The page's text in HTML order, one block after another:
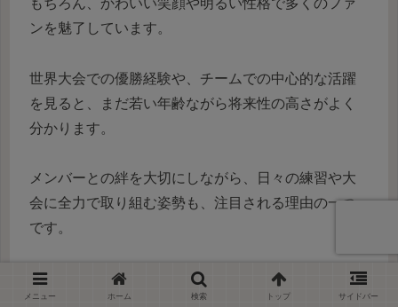
ンを魅了しています。
世界大会での優勝経験や、チームでの中心的な活躍
を見ると、まだ若い年齢ながら将来性の高さがよく
分かります。
メンバーとの絆を大切にしながら、日々の練習や大
会に全力で取り組む姿勢も、注目される理由の一つ
です。
さらに、インスタや動画で活動の様子を発信してい
るため、ファンはステージの裏側も楽しむことがで
メニュー ホーム 検索 トップ サイドバー